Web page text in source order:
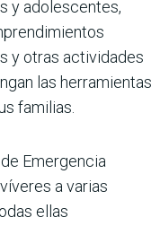
y adolescentes,
y otras actividades
las herramientas
familias.
Emergencia
a varias
ellas